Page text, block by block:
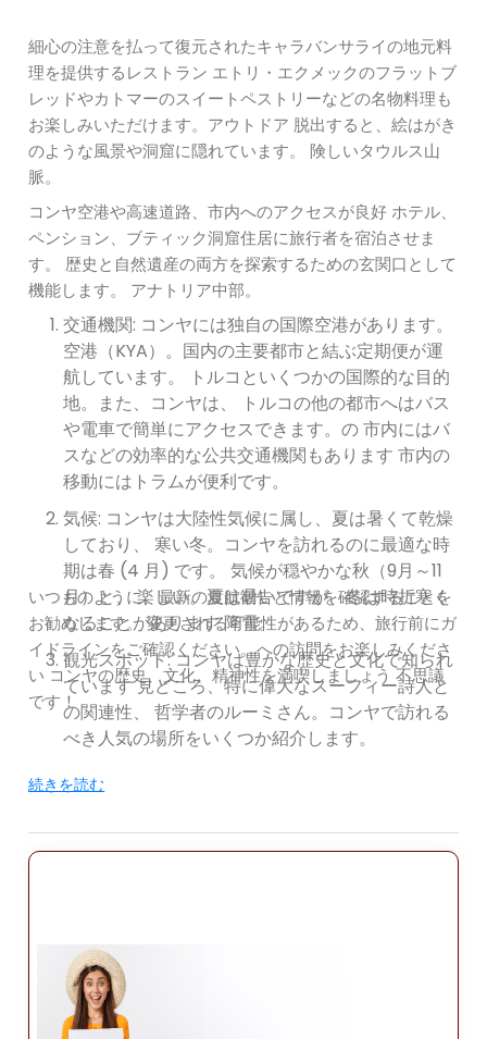
細心の注意を払って復元されたキャラバンサライの地元料
理を提供するレストラン エトリ・エクメックのフラットブ
レッドやカトマーのスイートペストリーなどの名物料理も
お楽しみいただけます。アウトドア 脱出すると、絵はがき
のような風景や洞窟に隠れています。 険しいタウルス山
脈。
コンヤ空港や高速道路、市内へのアクセスが良好 ホテル、
ペンション、ブティック洞窟住居に旅行者を宿泊させま
す。 歴史と自然遺産の両方を探索するための玄関口として
機能します。 アナトリア中部。
交通機関: コンヤには独自の国際空港があります。
空港（KYA）。国内の主要都市と結ぶ定期便が運
航しています。 トルコといくつかの国際的な目的
地。また、コンヤは、 トルコの他の都市へはバス
や電車で簡単にアクセスできます。の 市内にはバ
スなどの効率的な公共交通機関もあります 市内の
移動にはトラムが便利です。
気候: コンヤは大陸性気候に属し、夏は暑くて乾燥
しており、 寒い冬。コンヤを訪れるのに最適な時
期は春 (4 月) です。 気候が穏やかな秋（9月～11
月）と、 楽しい。夏は暑いですが、冬は時折寒く
なることがあります 降雪。
観光スポット: コンヤは豊かな歴史と文化で知られ
ています 見どころ、特に偉大なスーフィー詩人と
の関連性、 哲学者のルーミさん。コンヤで訪れる
べき人気の場所をいくつか紹介します。
メヴラーナ博物館: メヴラーナ博物館、メヴラーナ
の墓またはメヴラーナの墓とも呼ばれます。 ルー
永眠の地です。 ルーミ、メヴレヴィ教団（ワール
ます。それ スーフィズムの信者にとって重要な巡
礼地であり、多くの人々を魅了しています。 世界
中からの訪問者。
いつものように、最新の渡航勧告と情報を確認することを
お勧めします。 変更される可能性があるため、旅行前にガ
イドラインをご確認ください。への訪問をお楽しみくださ
い コンヤの歴史、文化、精神性を満喫しましょう 不思議
です！
続きを読む